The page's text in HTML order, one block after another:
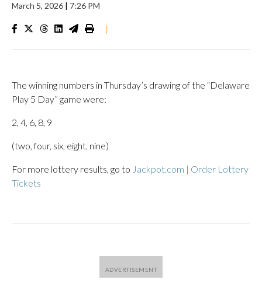
March 5, 2026 | 7:26 PM
|
The winning numbers in Thursday’s drawing of the “Delaware
Play 5 Day” game were:
2, 4, 6, 8, 9
(two, four, six, eight, nine)
For more lottery results, go to Jackpot.com | Order Lottery
Tickets